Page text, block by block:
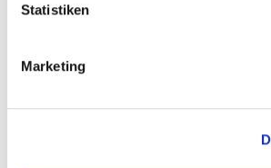
Statistiken
Marketing